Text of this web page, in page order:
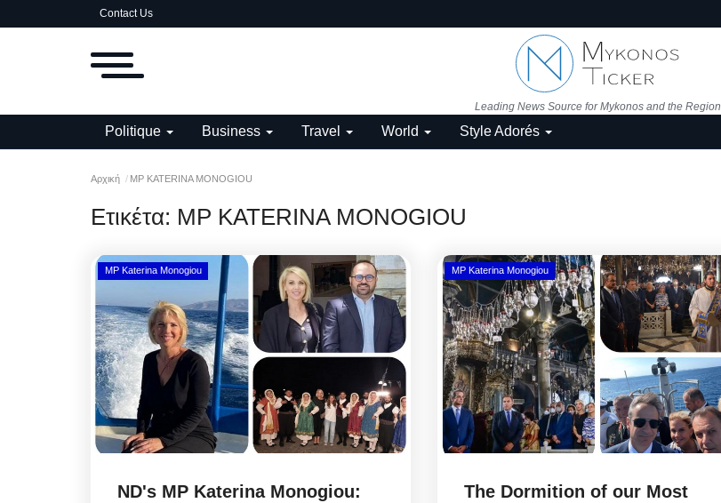
Contact Us
Leading News Source for Mykonos and the Region
Politique Business Travel World Style Adorés
Αρχική MP KATERINA MONOGIOU
Ετικέτα: MP KATERINA MONOGIOU
MP Katerina Monogiou
ND's MP Katerina Monogiou:
MP Katerina Monogiou
The Dormition of our Most